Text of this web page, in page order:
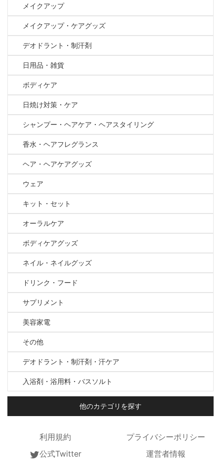
メイクアップ
メイクアップ・ケアグッズ
デオドラント・制汗剤
日用品・雑貨
ボディケア
日焼け対策・ケア
シャンプー・ヘアケア・ヘアスタイリング
香水・ヘアフレグランス
ヘア・ヘアケアグッズ
ウェア
キット・セット
オーラルケア
ボディケアグッズ
ネイル・ネイルグッズ
ドリンク・フード
サプリメント
美容家電
その他
デオドラント・制汗剤・汗ケア
入浴剤・浴用料・バスソルト
他のカテゴリを探す
利用規約
プライバシーポリシー
公式Twitter
運営者情報